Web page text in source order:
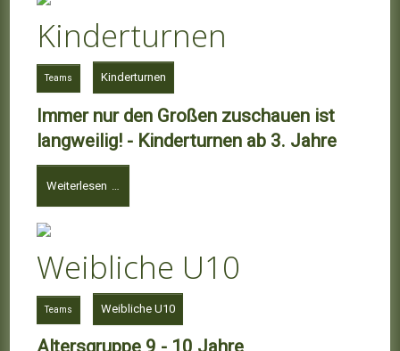
Kinderturnen
Teams Kinderturnen
Immer nur den Großen zuschauen ist
langweilig! - Kinderturnen ab 3. Jahre
Weiterlesen …
Weibliche U10
Teams Weibliche U10